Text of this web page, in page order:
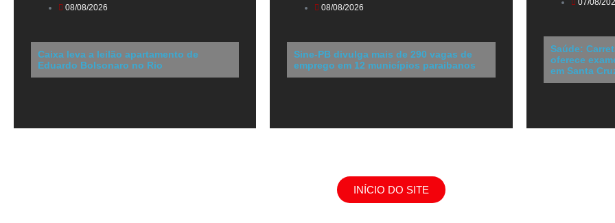
08/08/2026
Caixa leva a leilão apartamento de
Eduardo Bolsonaro no Rio
08/08/2026
Sine-PB divulga mais de 290 vagas de
emprego em 12 municípios paraibanos
07/08/
Saúde:
oferece
em Santa
INÍCIO DO SITE